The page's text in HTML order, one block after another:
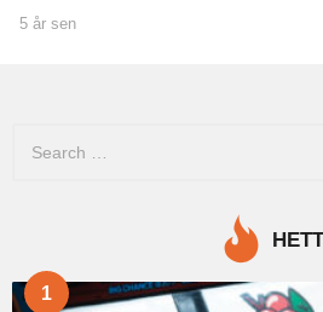
5 år sen
o
HETT
1